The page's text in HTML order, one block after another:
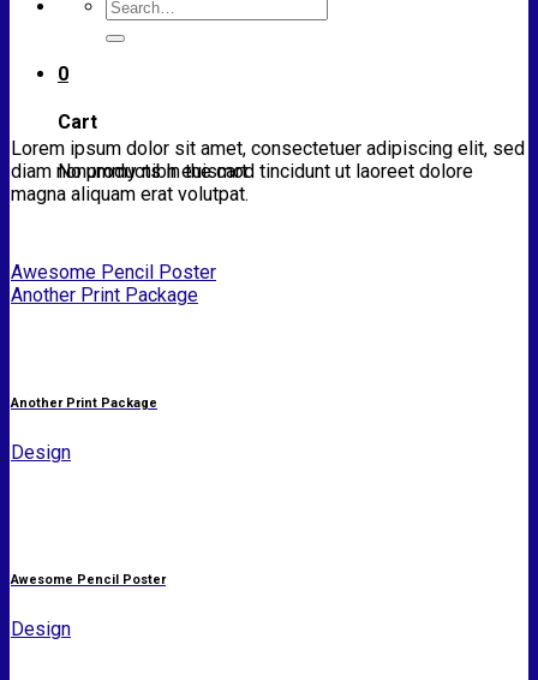
Search
for:
0
Cart
No products in the cart.
Lorem ipsum dolor sit amet, consectetuer adipiscing elit, sed
diam nonummy nibh euismod tincidunt ut laoreet dolore
magna aliquam erat volutpat.
Awesome Pencil Poster
Another Print Package
Another Print Package
Design
Awesome Pencil Poster
Design